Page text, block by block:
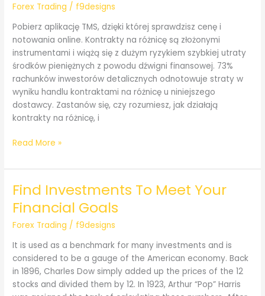
Forex Trading / f9designs
Pobierz aplikację TMS, dzięki której sprawdzisz cenę i
notowania online. Kontrakty na różnicę są złożonymi
instrumentami i wiążą się z dużym ryzykiem szybkiej utraty
środków pieniężnych z powodu dźwigni finansowej. 73%
rachunków inwestorów detalicznych odnotowuje straty w
wyniku handlu kontraktami na różnicę u niniejszego
dostawcy. Zastanów się, czy rozumiesz, jak działają
kontrakty na różnicę, i
Ropa
cena
notowania
Investing
com
Read More »
Find Investments To Meet Your
Financial Goals
Forex Trading / f9designs
It is used as a benchmark for many investments and is
considered to be a gauge of the American economy. Back
in 1896, Charles Dow simply added up the prices of the 12
stocks and divided them by 12. In 1923, Arthur “Pop” Harris